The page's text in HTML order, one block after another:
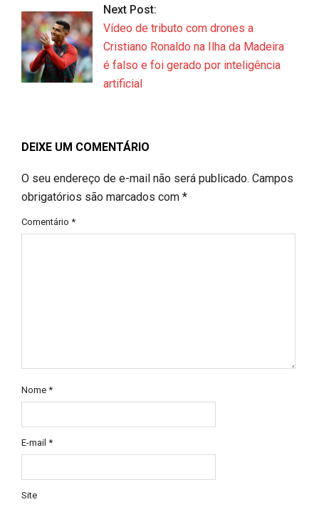
Next Post:
Vídeo de tributo com drones a
Cristiano Ronaldo na Ilha da Madeira
é falso e foi gerado por inteligência
artificial
DEIXE UM COMENTÁRIO
O seu endereço de e-mail não será publicado. Campos
obrigatórios são marcados com *
Comentário *
Nome *
E-mail *
Site